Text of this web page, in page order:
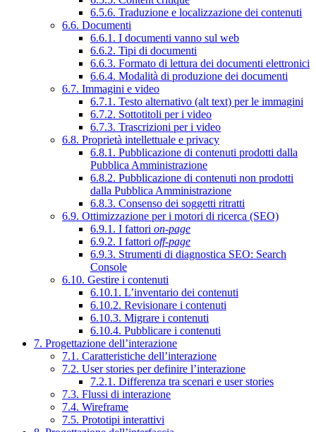
6.5.6. Traduzione e localizzazione dei contenuti
6.6. Documenti
6.6.1. I documenti vanno sul web
6.6.2. Tipi di documenti
6.6.3. Formato di lettura dei documenti elettronici
6.6.4. Modalità di produzione dei documenti
6.7. Immagini e video
6.7.1. Testo alternativo (alt text) per le immagini
6.7.2. Sottotitoli per i video
6.7.3. Trascrizioni per i video
6.8. Proprietà intellettuale e privacy
6.8.1. Pubblicazione di contenuti prodotti dalla
Pubblica Amministrazione
6.8.2. Pubblicazione di contenuti non prodotti
dalla Pubblica Amministrazione
6.8.3. Consenso dei soggetti ritratti
6.9. Ottimizzazione per i motori di ricerca (SEO)
6.9.1. I fattori on-page
6.9.2. I fattori off-page
6.9.3. Strumenti di diagnostica SEO: Search
Console
6.10. Gestire i contenuti
6.10.1. L’inventario dei contenuti
6.10.2. Revisionare i contenuti
6.10.3. Migrare i contenuti
6.10.4. Pubblicare i contenuti
7. Progettazione dell’interazione
7.1. Caratteristiche dell’interazione
7.2. User stories per definire l’interazione
7.2.1. Differenza tra scenari e user stories
7.3. Flussi di interazione
7.4. Wireframe
7.5. Prototipi interattivi